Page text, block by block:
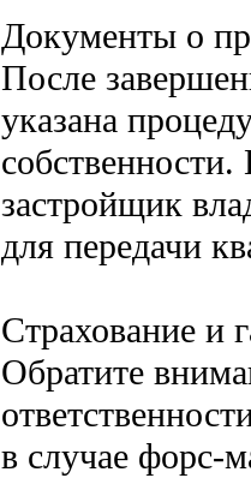
Документы о
После
указана
застройщик
для передачи
Страхование и
Обратите
в случае форс-